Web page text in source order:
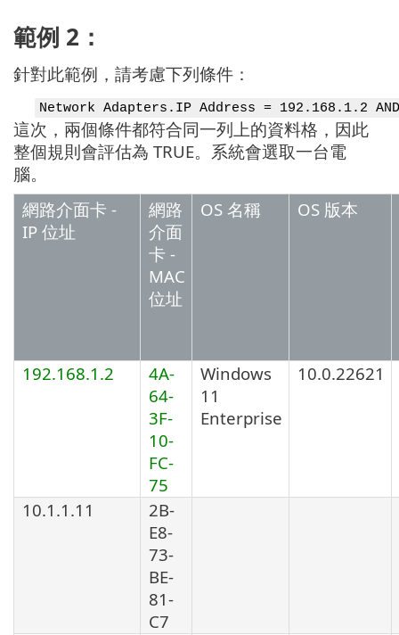
範例 2：
針對此範例，請考慮下列條件：
Network Adapters.IP Address = 192.168.1.2
這次，兩個條件都符合同一列上的資料格，因此
整個規則會評估為 TRUE。系統會選取一台電
腦。
網路介面卡 -
IP 位址
網路
介面
卡 -
MAC
位址
OS 名稱 OS 版本
192.168.1.2
4A-
64-
3F-
10-
FC-
75
Windows
11
Enterprise
10.0.22621
10.1.1.11
2B-
E8-
73-
BE-
81-
C7